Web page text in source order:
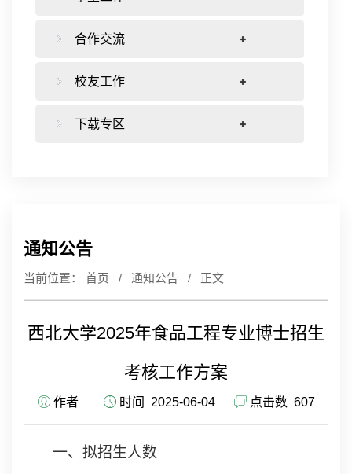
合作交流
校友工作
下载专区
通知公告
当前位置： 首页 / 通知公告 / 正文
西北大学2025年食品工程专业博士招生
考核工作方案
作者 时间 2025-06-04 点击数 607
一、拟招生人数